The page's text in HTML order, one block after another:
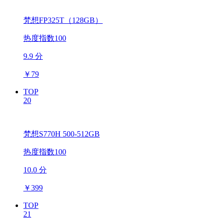
梵想FP325T（128GB）
热度指数100
9.9 分
￥ 79
TOP
20
梵想S770H 500-512GB
热度指数100
10.0 分
￥399
TOP
21